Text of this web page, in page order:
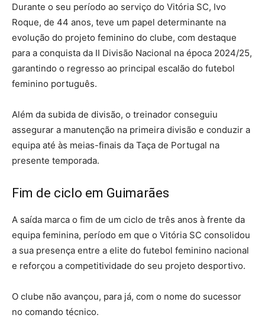
Durante o seu período ao serviço do Vitória SC, Ivo
Roque, de 44 anos, teve um papel determinante na
evolução do projeto feminino do clube, com destaque
para a conquista da II Divisão Nacional na época 2024/25,
garantindo o regresso ao principal escalão do futebol
feminino português.
Além da subida de divisão, o treinador conseguiu
assegurar a manutenção na primeira divisão e conduzir a
equipa até às meias-finais da Taça de Portugal na
presente temporada.
Fim de ciclo em Guimarães
A saída marca o fim de um ciclo de três anos à frente da
equipa feminina, período em que o Vitória SC consolidou
a sua presença entre a elite do futebol feminino nacional
e reforçou a competitividade do seu projeto desportivo.
O clube não avançou, para já, com o nome do sucessor
no comando técnico.